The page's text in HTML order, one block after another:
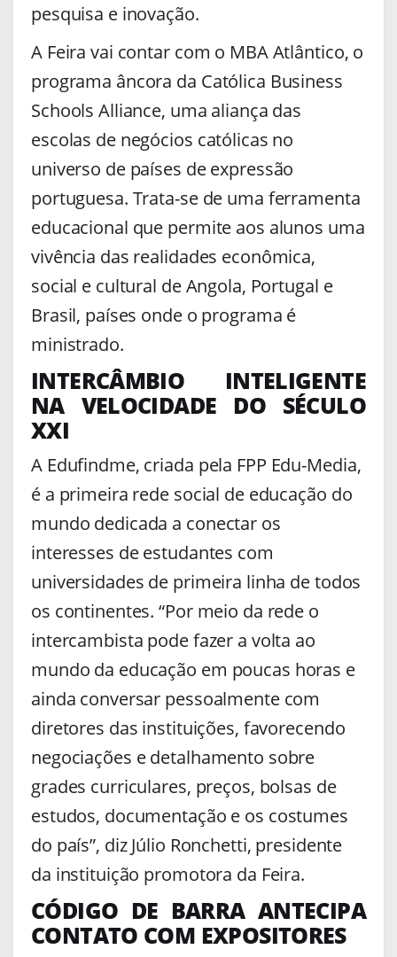
pesquisa e inovação.
A Feira vai contar com o MBA Atlântico, o
programa âncora da Católica Business
Schools Alliance, uma aliança das
escolas de negócios católicas no
universo de países de expressão
portuguesa. Trata-se de uma ferramenta
educacional que permite aos alunos uma
vivência das realidades econômica,
social e cultural de Angola, Portugal e
Brasil, países onde o programa é
ministrado.
INTERCÂMBIO INTELIGENTE
NA VELOCIDADE DO SÉCULO
XXI
A Edufindme, criada pela FPP Edu-Media,
é a primeira rede social de educação do
mundo dedicada a conectar os
interesses de estudantes com
universidades de primeira linha de todos
os continentes. “Por meio da rede o
intercambista pode fazer a volta ao
mundo da educação em poucas horas e
ainda conversar pessoalmente com
diretores das instituições, favorecendo
negociações e detalhamento sobre
grades curriculares, preços, bolsas de
estudos, documentação e os costumes
do país”, diz Júlio Ronchetti, presidente
da instituição promotora da Feira.
CÓDIGO DE BARRA ANTECIPA
CONTATO COM EXPOSITORES